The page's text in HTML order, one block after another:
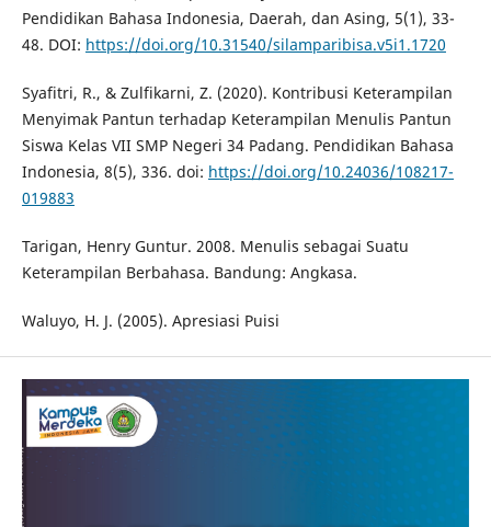
Pendidikan Bahasa Indonesia, Daerah, dan Asing, 5(1), 33-
48. DOI: https://doi.org/10.31540/silamparibisa.v5i1.1720
Syafitri, R., & Zulfikarni, Z. (2020). Kontribusi Keterampilan
Menyimak Pantun terhadap Keterampilan Menulis Pantun
Siswa Kelas VII SMP Negeri 34 Padang. Pendidikan Bahasa
Indonesia, 8(5), 336. doi: https://doi.org/10.24036/108217-
019883
Tarigan, Henry Guntur. 2008. Menulis sebagai Suatu
Keterampilan Berbahasa. Bandung: Angkasa.
Waluyo, H. J. (2005). Apresiasi Puisi